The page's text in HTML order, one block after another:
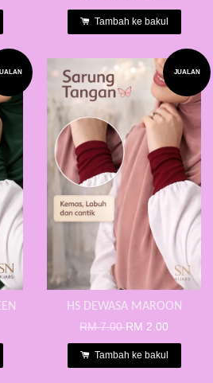
Tambah ke bakul
JUALAN
HS DEWASA MAROON
RM 7.00RM 2.00
Tambah ke bakul